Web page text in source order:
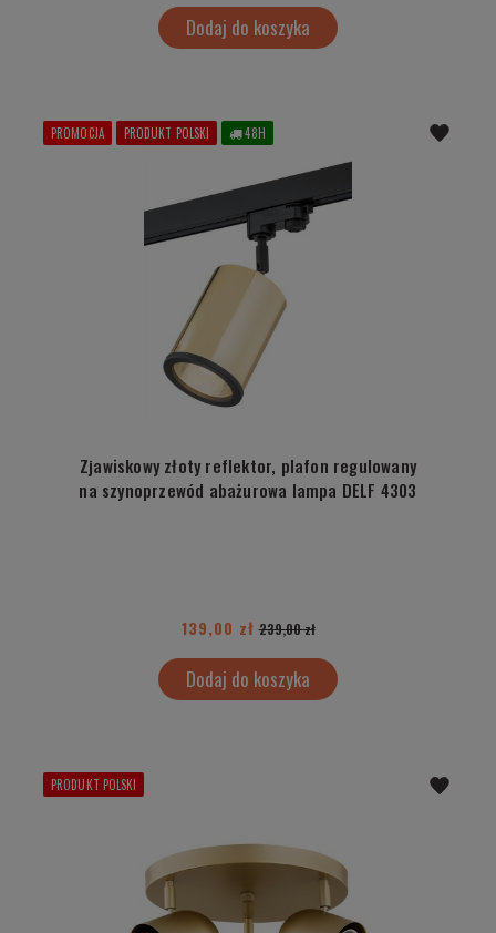
Dodaj do koszyka
Zjawiskowy złoty reflektor, plafon regulowany
na szynoprzewód abażurowa lampa DELF 4303
139,00 zł 239,00 zł
Dodaj do koszyka
PROMOCJA PRODUKT POLSKI 48H
PRODUKT POLSKI